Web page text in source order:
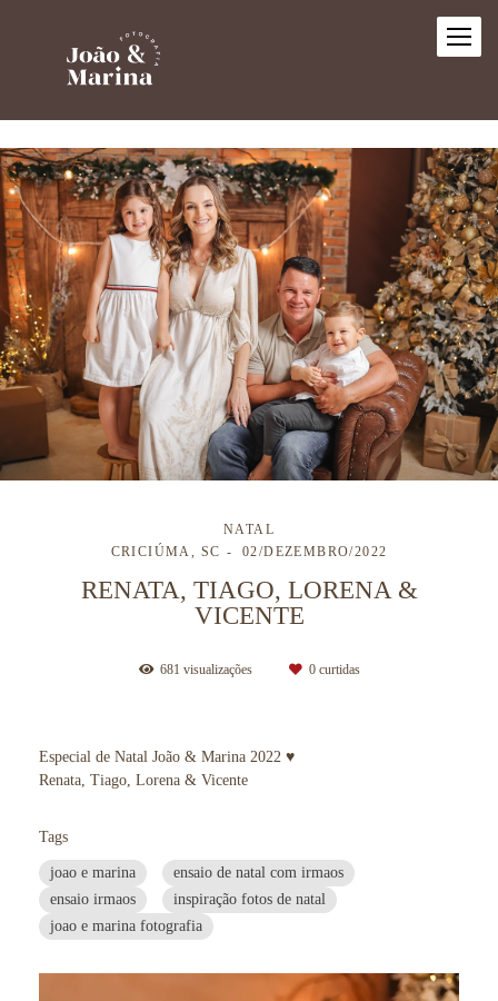
NATAL
CRICIÚMA, SC
02/DEZEMBRO/2022
RENATA, TIAGO, LORENA &
VICENTE
681 visualizações 0curtidas
Especial de Natal João & Marina 2022 ♥
Renata, Tiago, Lorena & Vicente
Tags
joao e marina
ensaio de natal com irmaos
ensaio irmaos
inspiração fotos de natal
joao e marina fotografia